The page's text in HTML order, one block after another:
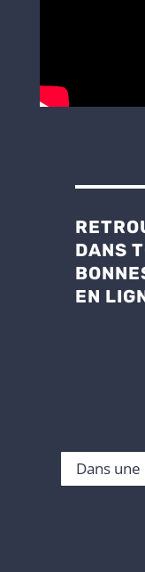
DANS
EN
Dans